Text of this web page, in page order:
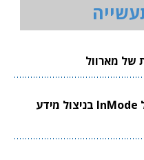
של מארוול
קרן Steel מאשימה את מנכ"ל InMode בניצול מידע